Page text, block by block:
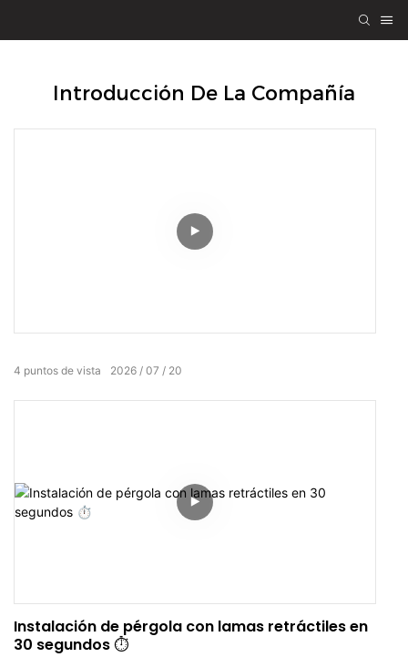
Introducción De La Compañía
2026 07 20
4 puntos de vista
Instalación de pérgola con lamas retráctiles en
30 segundos ⏱️